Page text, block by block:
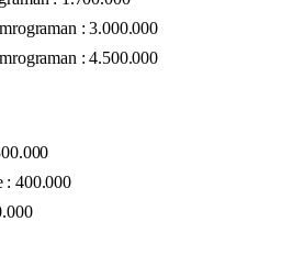
: 3.000.000
: 4.500.000
: 400.000